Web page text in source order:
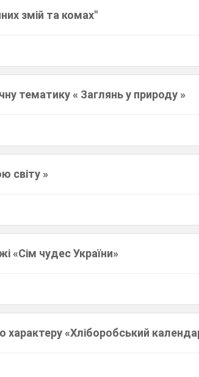
змій та комах"
тематику « Заглянь у природу »
світу »
«Сім чудес України»
характеру «Хліборобський